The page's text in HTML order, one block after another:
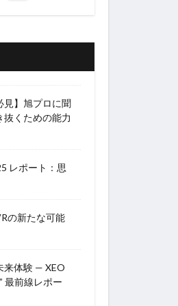
見】旭プロに聞
抜くための能力
レポート：思
の新たな可能
来体験 — XEO
最前線レポー